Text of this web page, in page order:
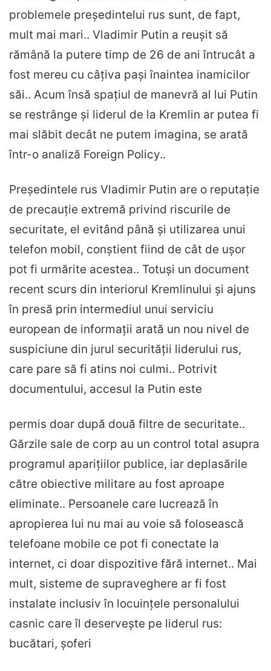
problemele președintelui rus sunt, de fapt,
mult mai mari.. Vladimir Putin a reușit să
rămână la putere timp de 26 de ani întrucât a
fost mereu cu câțiva pași înaintea inamicilor
săi.. Acum însă spațiul de manevră al lui Putin
se restrânge și liderul de la Kremlin ar putea fi
mai slăbit decât ne putem imagina, se arată
într-o analiză Foreign Policy..
Președintele rus Vladimir Putin are o reputație
de precauție extremă privind riscurile de
securitate, el evitând până și utilizarea unui
telefon mobil, conștient fiind de cât de ușor
pot fi urmărite acestea.. Totuși un document
recent scurs din interiorul Kremlinului și ajuns
în presă prin intermediul unui serviciu
european de informații arată un nou nivel de
suspiciune din jurul securității liderului rus,
care pare să fi atins noi culmi.. Potrivit
documentului, accesul la Putin este
permis doar după două filtre de securitate..
Gărzile sale de corp au un control total asupra
programul aparițiilor publice, iar deplasările
către obiective militare au fost aproape
eliminate.. Persoanele care lucrează în
apropierea lui nu mai au voie să folosească
telefoane mobile ce pot fi conectate la
internet, ci doar dispozitive fără internet.. Mai
mult, sisteme de supraveghere ar fi fost
instalate inclusiv în locuințele personalului
casnic care îl deservește pe liderul rus:
bucătari, șoferi